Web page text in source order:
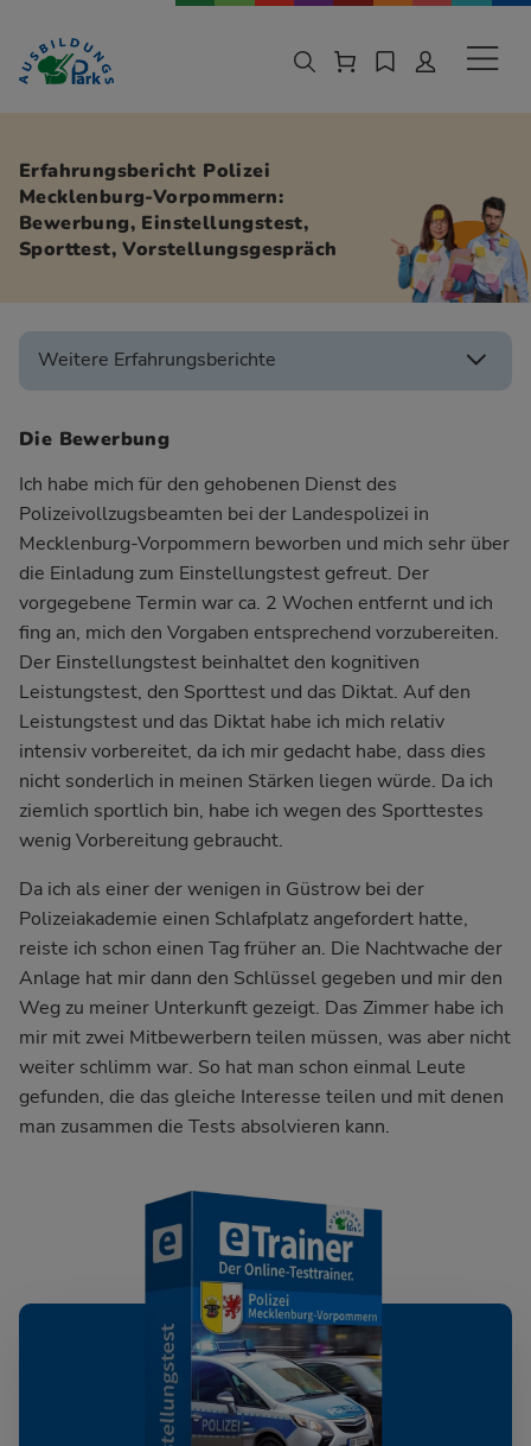
Zur Navigation springen
Zu den Hauptinhalten springen
Erfahrungsbericht Polizei
Mecklenburg-Vorpommern:
Bewerbung, Einstellungstest,
Sporttest, Vorstellungsgespräch
Die Bewerbung
Ich habe mich für den gehobenen Dienst des
Polizeivollzugsbeamten bei der Landespolizei in
Mecklenburg-Vorpommern beworben und mich sehr über
die Einladung zum Einstellungstest gefreut. Der
vorgegebene Termin war ca. 2 Wochen entfernt und ich
fing an, mich den Vorgaben entsprechend vorzubereiten.
Der Einstellungstest beinhaltet den kognitiven
Leistungstest, den Sporttest und das Diktat. Auf den
Leistungstest und das Diktat habe ich mich relativ
intensiv vorbereitet, da ich mir gedacht habe, dass dies
nicht sonderlich in meinen Stärken liegen würde. Da ich
ziemlich sportlich bin, habe ich wegen des Sporttestes
wenig Vorbereitung gebraucht.
Da ich als einer der wenigen in Güstrow bei der
Polizeiakademie einen Schlafplatz angefordert hatte,
reiste ich schon einen Tag früher an. Die Nachtwache der
Anlage hat mir dann den Schlüssel gegeben und mir den
Weg zu meiner Unterkunft gezeigt. Das Zimmer habe ich
mir mit zwei Mitbewerbern teilen müssen, was aber nicht
weiter schlimm war. So hat man schon einmal Leute
gefunden, die das gleiche Interesse teilen und mit denen
man zusammen die Tests absolvieren kann.
Weitere Erfahrungsberichte